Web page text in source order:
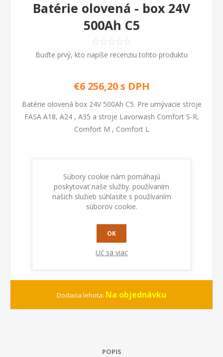
Batérie olovená - box 24V
500Ah C5
Buďte prvý, kto napíše recenziu tohto produktu
€6 256,20 s DPH
Batérie olovená box 24V 500Ah C5. Pre umývacie stroje
FASA A18, A24 , A35 a stroje Lavorwash Comfort S-R,
Comfort M , Comfort L
PRIDAŤ DO KOŠÍKA
Dodacia lehota: Na objednávku
POPIS
Súbory cookie nám pomáhajú
poskytovať naše služby. používaním
našich služieb súhlasíte s používaním
súborov cookie.
OK
Uč sa viac